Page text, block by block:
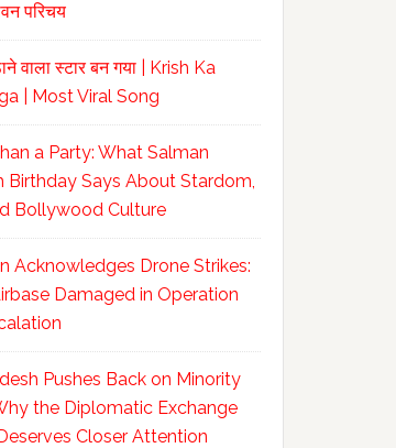
परिचय
वाला स्टार बन गया | Krish Ka
| Most Viral Song
a Party: What Salman
Birthday Says About Stardom,
Bollywood Culture
Acknowledges Drone Strikes:
Damaged in Operation
Pushes Back on Minority
the Diplomatic Exchange
Closer Attention